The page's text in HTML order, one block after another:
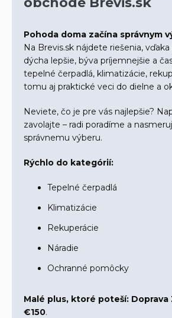
Pohoda doma začína správnym
Na Brevis.sk nájdete riešenia,
dýcha lepšie, býva príjemnejšie a
tepelné čerpadlá, klimatizácie,
tomu aj praktické veci do dielne a
Neviete, čo je pre vás najlepšie?
zavolajte – radi poradíme a
správnemu výberu.
Rýchlo do kategórií:
Tepelné čerpadlá
Klimatizácie
Rekuperácie
Náradie
Ochranné pomôcky
Malé plus, ktoré poteší: Doprava
€150.